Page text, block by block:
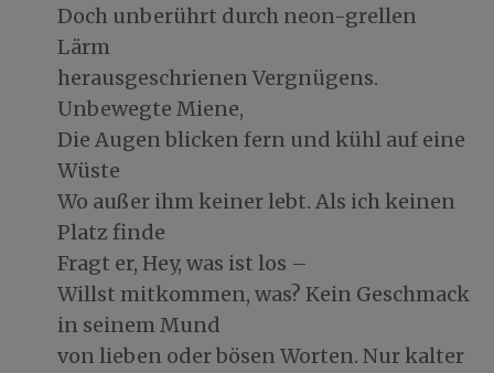
Doch unberührt durch neon-grellen
Lärm
herausgeschrienen Vergnügens.
Unbewegte Miene,
Die Augen blicken fern und kühl auf eine
Wüste
Wo außer ihm keiner lebt. Als ich keinen
Platz finde
Fragt er, Hey, was ist los –
Willst mitkommen, was? Kein Geschmack
in seinem Mund
von lieben oder bösen Worten. Nur kalter